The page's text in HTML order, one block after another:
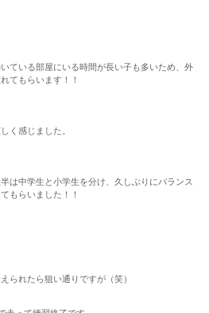
ている部屋にいる時間が長い子も多いため、外
てもらいます！！
く感じました。
は中学生と小学生を分け、久しぶりにバランス
もらいました！！
られたら狙い通りですが（笑）